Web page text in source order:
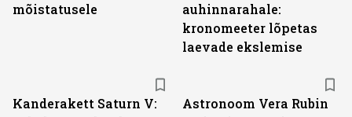
mõistatusele
auhinnarahale:
kronomeeter lõpetas
laevade ekslemise
Kanderakett Saturn V:
Astronoom Vera Rubin